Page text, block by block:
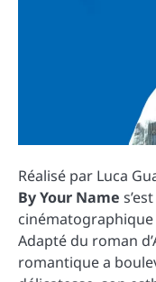
Réalisé par Luca
By Your Name
Adapté du roman
romantique a